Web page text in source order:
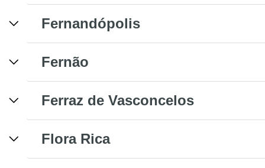
Fernandópolis
Fernão
Ferraz de Vasconcelos
Flora Rica